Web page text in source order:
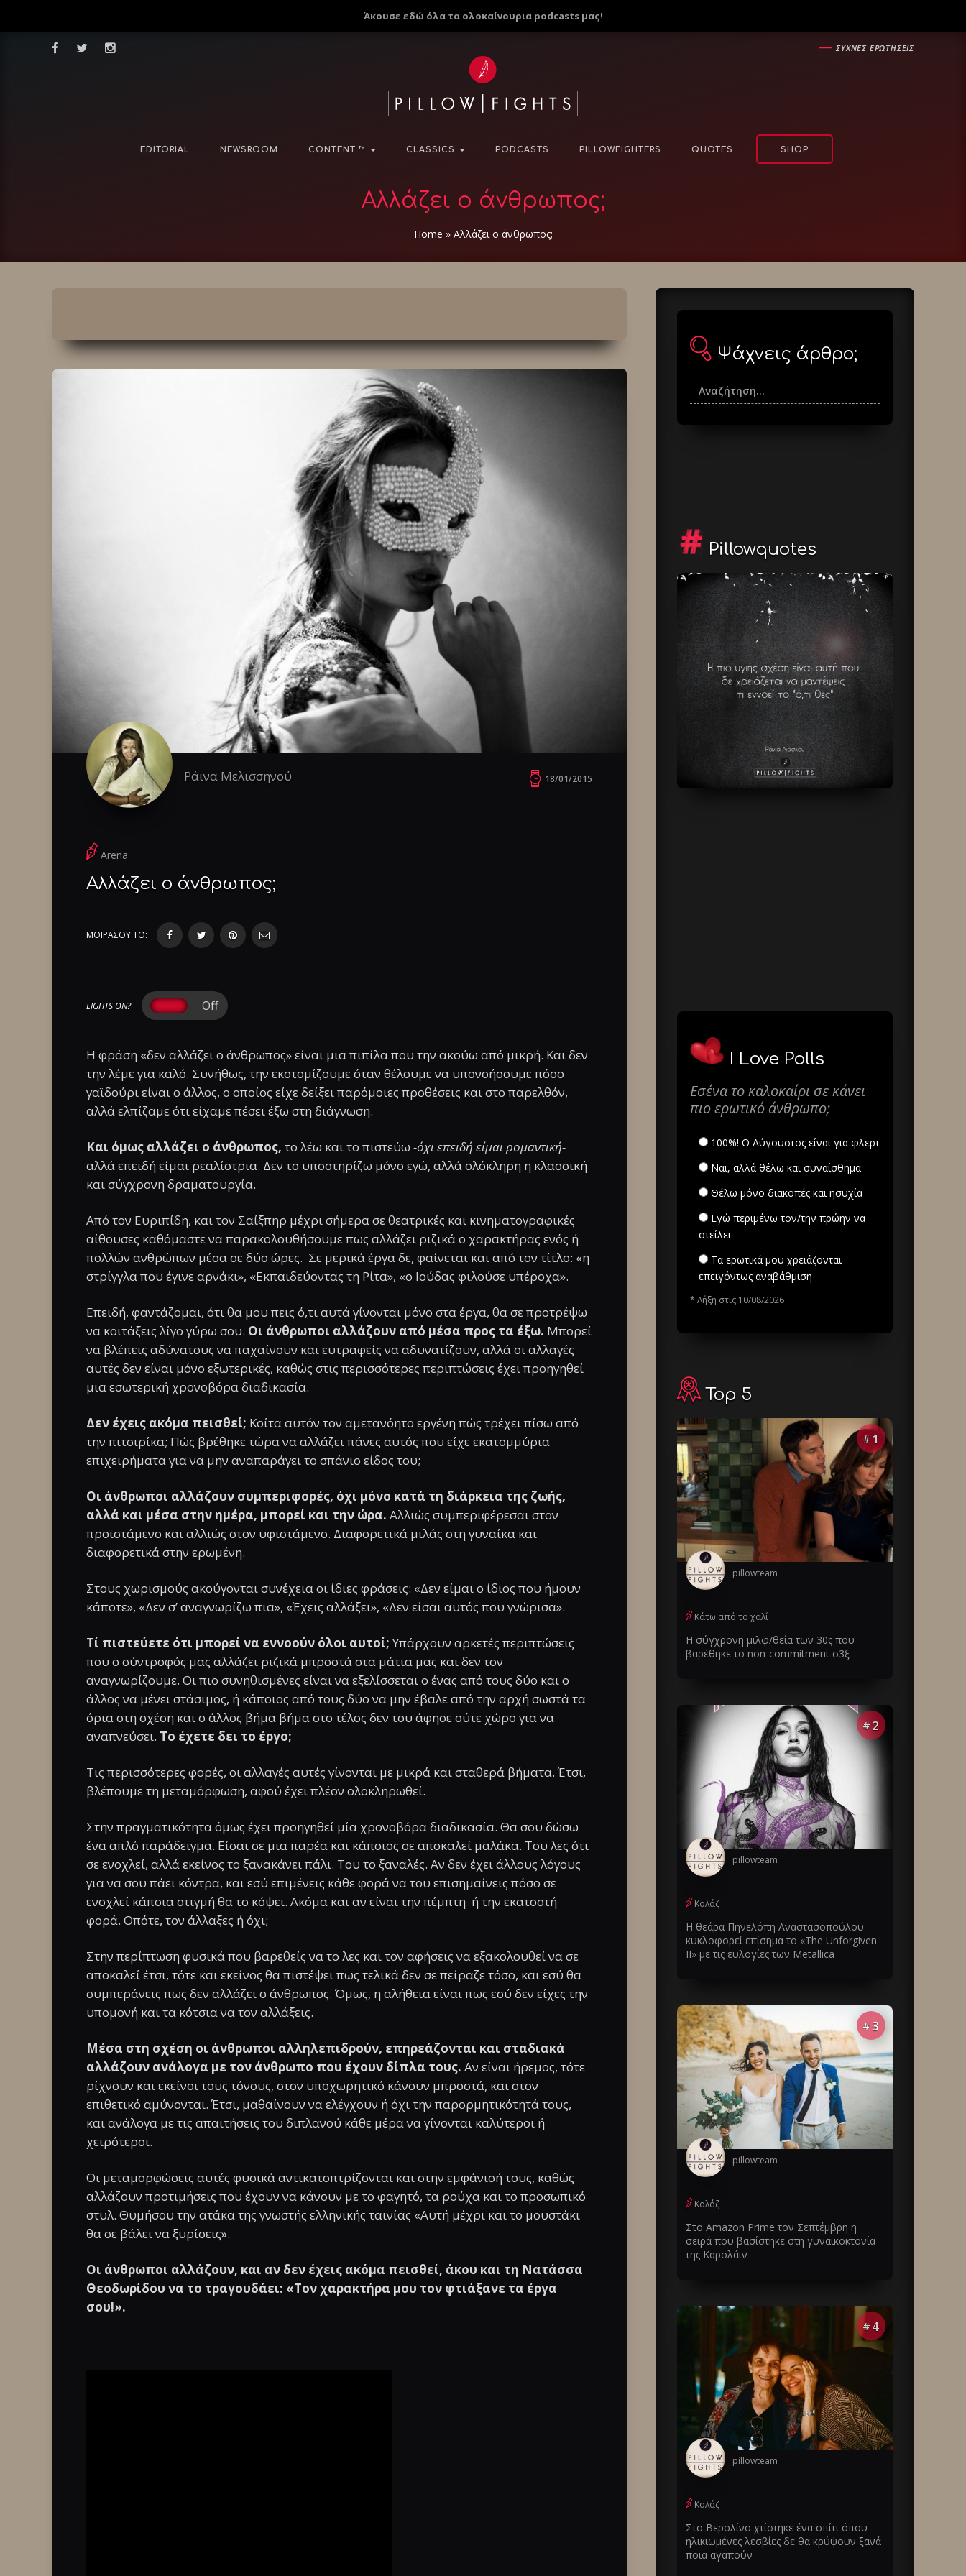
Άκουσε εδώ όλα τα ολοκαίνουρια podcasts μας!
―ΣΥΧΝΕΣ ΕΡΩΤΗΣΕΙΣ
EDITORIAL NEWSROOM CONTENT ™ CLASSICS PODCASTS PILLOWFIGHTERS QUOTES SHOP
Αλλάζει ο άνθρωπος;
Home » Αλλάζει ο άνθρωπος;
Ράινα Μελισσηνού 18/01/2015
Arena
Αλλάζει ο άνθρωπος;
ΜΟΙΡΑΣΟΥ ΤΟ:
LIGHTS ON?
Η φράση «δεν αλλάζει ο άνθρωπος» είναι μια πιπίλα που την ακούω από μικρή. Και δεν
την λέμε για καλό. Συνήθως, την εκστομίζουμε όταν θέλουμε να υπονοήσουμε πόσο
γαϊδούρι είναι ο άλλος, ο οποίος είχε δείξει παρόμοιες προθέσεις και στο παρελθόν,
αλλά ελπίζαμε ότι είχαμε πέσει έξω στη διάγνωση.
Και όμως αλλάζει ο άνθρωπος, το λέω και το πιστεύω -όχι επειδή είμαι ρομαντική-
αλλά επειδή είμαι ρεαλίστρια. Δεν το υποστηρίζω μόνο εγώ, αλλά ολόκληρη η κλασσική
και σύγχρονη δραματουργία.
Από τον Ευριπίδη, και τον Σαίξπηρ μέχρι σήμερα σε θεατρικές και κινηματογραφικές
αίθουσες καθόμαστε να παρακολουθήσουμε πως αλλάζει ριζικά ο χαρακτήρας ενός ή
πολλών ανθρώπων μέσα σε δύο ώρες. Σε μερικά έργα δε, φαίνεται και από τον τίτλο: «η
στρίγγλα που έγινε αρνάκι», «Εκπαιδεύοντας τη Ρίτα», «ο Ιούδας φιλούσε υπέροχα».
Επειδή, φαντάζομαι, ότι θα μου πεις ό,τι αυτά γίνονται μόνο στα έργα, θα σε προτρέψω
να κοιτάξεις λίγο γύρω σου. Οι άνθρωποι αλλάζουν από μέσα προς τα έξω. Μπορεί
να βλέπεις αδύνατους να παχαίνουν και ευτραφείς να αδυνατίζουν, αλλά οι αλλαγές
αυτές δεν είναι μόνο εξωτερικές, καθώς στις περισσότερες περιπτώσεις έχει προηγηθεί
μια εσωτερική χρονοβόρα διαδικασία.
Δεν έχεις ακόμα πεισθεί; Κοίτα αυτόν τον αμετανόητο εργένη πώς τρέχει πίσω από
την πιτσιρίκα; Πώς βρέθηκε τώρα να αλλάζει πάνες αυτός που είχε εκατομμύρια
επιχειρήματα για να μην αναπαράγει το σπάνιο είδος του;
Οι άνθρωποι αλλάζουν συμπεριφορές, όχι μόνο κατά τη διάρκεια της ζωής,
αλλά και μέσα στην ημέρα, μπορεί και την ώρα. Αλλιώς συμπεριφέρεσαι στον
προϊστάμενο και αλλιώς στον υφιστάμενο. Διαφορετικά μιλάς στη γυναίκα και
διαφορετικά στην ερωμένη.
Στους χωρισμούς ακούγονται συνέχεια οι ίδιες φράσεις: «Δεν είμαι ο ίδιος που ήμουν
κάποτε», «Δεν σ’ αναγνωρίζω πια», «Έχεις αλλάξει», «Δεν είσαι αυτός που γνώρισα».
Τί πιστεύετε ότι μπορεί να εννοούν όλοι αυτοί; Υπάρχουν αρκετές περιπτώσεις
που ο σύντροφός μας αλλάζει ριζικά μπροστά στα μάτια μας και δεν τον
αναγνωρίζουμε. Οι πιο συνηθισμένες είναι να εξελίσσεται ο ένας από τους δύο και ο
άλλος να μένει στάσιμος, ή κάποιος από τους δύο να μην έβαλε από την αρχή σωστά τα
όρια στη σχέση και ο άλλος βήμα βήμα στο τέλος δεν του άφησε ούτε χώρο για να
αναπνεύσει. Το έχετε δει το έργο;
Τις περισσότερες φορές, οι αλλαγές αυτές γίνονται με μικρά και σταθερά βήματα. Έτσι,
βλέπουμε τη μεταμόρφωση, αφού έχει πλέον ολοκληρωθεί.
Στην πραγματικότητα όμως έχει προηγηθεί μία χρονοβόρα διαδικασία. Θα σου δώσω
ένα απλό παράδειγμα. Είσαι σε μια παρέα και κάποιος σε αποκαλεί μαλάκα. Του λες ότι
σε ενοχλεί, αλλά εκείνος το ξανακάνει πάλι. Του το ξαναλές. Αν δεν έχει άλλους λόγους
για να σου πάει κόντρα, και εσύ επιμένεις κάθε φορά να του επισημαίνεις πόσο σε
ενοχλεί κάποια στιγμή θα το κόψει. Ακόμα και αν είναι την πέμπτη ή την εκατοστή
φορά. Οπότε, τον άλλαξες ή όχι;
Στην περίπτωση φυσικά που βαρεθείς να το λες και τον αφήσεις να εξακολουθεί να σε
αποκαλεί έτσι, τότε και εκείνος θα πιστέψει πως τελικά δεν σε πείραζε τόσο, και εσύ θα
συμπεράνεις πως δεν αλλάζει ο άνθρωπος. Όμως, η αλήθεια είναι πως εσύ δεν είχες την
υπομονή και τα κότσια να τον αλλάξεις.
Μέσα στη σχέση οι άνθρωποι αλληλεπιδρούν, επηρεάζονται και σταδιακά
αλλάζουν ανάλογα με τον άνθρωπο που έχουν δίπλα τους. Αν είναι ήρεμος, τότε
ρίχνουν και εκείνοι τους τόνους, στον υποχωρητικό κάνουν μπροστά, και στον
επιθετικό αμύνονται. Έτσι, μαθαίνουν να ελέγχουν ή όχι την παρορμητικότητά τους,
και ανάλογα με τις απαιτήσεις του διπλανού κάθε μέρα να γίνονται καλύτεροι ή
χειρότεροι.
Οι μεταμορφώσεις αυτές φυσικά αντικατοπτρίζονται και στην εμφάνισή τους, καθώς
αλλάζουν προτιμήσεις που έχουν να κάνουν με το φαγητό, τα ρούχα και το προσωπικό
στυλ. Θυμήσου την ατάκα της γνωστής ελληνικής ταινίας «Αυτή μέχρι και το μουστάκι
θα σε βάλει να ξυρίσεις».
Οι άνθρωποι αλλάζουν, και αν δεν έχεις ακόμα πεισθεί, άκου και τη Νατάσσα
Θεοδωρίδου να το τραγουδάει: «Τον χαρακτήρα μου τον φτιάξανε τα έργα
σου!».
Ψάχνεις άρθρο;
Pillowquotes
I Love Polls
Εσένα το καλοκαίρι σε κάνει
πιο ερωτικό άνθρωπο;
100%! Ο Αύγουστος είναι για φλερτ
Ναι, αλλά θέλω και συναίσθημα
Θέλω μόνο διακοπές και ησυχία
Εγώ περιμένω τον/την πρώην να
στείλει
Τα ερωτικά μου χρειάζονται
επειγόντως αναβάθμιση
* Λήξη στις 10/08/2026
Top 5
# 1
pillowteam
Κάτω από το χαλί
Η σύγχρονη μιλφ/θεία των 30ς που
βαρέθηκε το non-commitment σ3ξ
# 2
pillowteam
Κολάζ
Η θεάρα Πηνελόπη Αναστασοπούλου
κυκλοφορεί επίσημα το «The Unforgiven
II» με τις ευλογίες των Metallica
# 3
pillowteam
Κολάζ
Στο Amazon Prime τον Σεπτέμβρη η
σειρά που βασίστηκε στη γυναικοκτονία
της Καρολάιν
# 4
pillowteam
Κολάζ
Στο Βερολίνο χτίστηκε ένα σπίτι όπου
ηλικιωμένες λεσβίες δε θα κρύψουν ξανά
ποια αγαπούν